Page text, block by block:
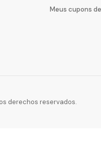
Meus cupons
derechos reservados.